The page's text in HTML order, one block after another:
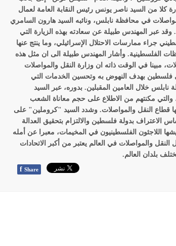
كلا من السيد ناصر يونس رئيس النقابة العامة لعمال
في محافظة نابلس، ونائبه السيد هارون السامري
وقد عبر المهندس طبيلة عن سعادته بهذه الزيارة التي
جراء ممارسات الاحتلال الإسرائيلي، وما ينتج عنها
الفلسطينية. وأشار المهندس طبيلة الى ان مثل هذه
مبينا في الوقت ذاته ان وزارة النقل والمواصلات
بهدف النهوض به وتحسين الخدمات التي
خلال العامين المقبلين. بدوره، عبر السيد
مكنتهم من الاطلاع على حجم معاناة الشعب
قطاع النقل والمواصلات. وشدد السيد "كروملين" على
الاعتراف بدولة فلسطين والالتزام بتحقيق العدالة
اللاجئون الفلسطينيون في المخيمات، معبرا عن أمله
النقل والمواصلات في العالم يعتبر من أكبر الاتحادات
بلدان العالم.
f Share